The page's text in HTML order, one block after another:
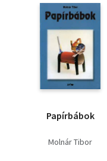
Papírbábok
Molnár Tibor